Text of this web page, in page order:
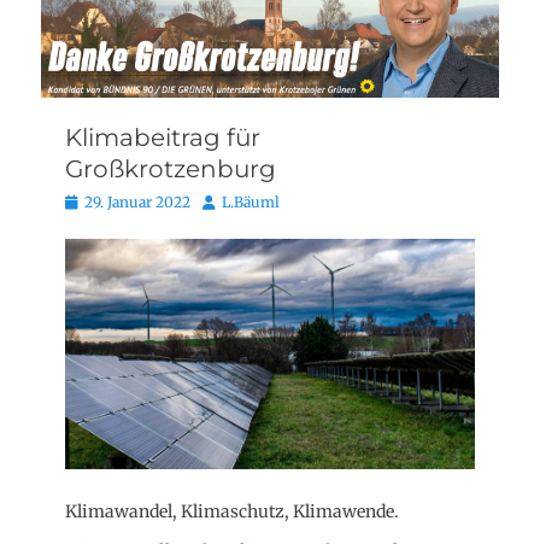
Klimabeitrag für
Großkrotzenburg
Posted
29. Januar 2022 AutorL.Bäuml
Klimawandel, Klimaschutz, Klimawende.